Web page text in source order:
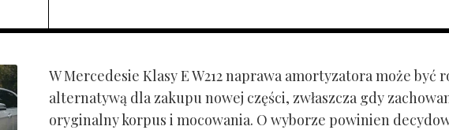
W Mercedesie Klasy E W212 naprawa amortyzatora może być
alternatywą dla zakupu nowej części, zwłaszcza gdy
oryginalny korpus i mocowania. O wyborze powinien